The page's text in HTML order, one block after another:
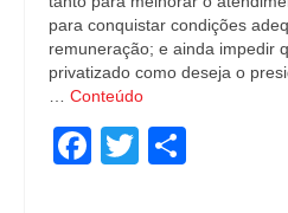
para conquistar condições
remuneração; e ainda impedir
privatizado como deseja o
Conteúdo
Facebook
Twitter